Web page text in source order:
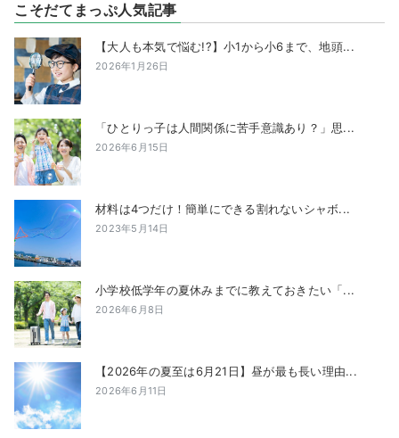
こそだてまっぷ人気記事
【大人も本気で悩む!?】小1から小6まで、地頭...
2026年1月26日
「ひとりっ子は人間関係に苦手意識あり？」思...
2026年6月15日
材料は4つだけ！簡単にできる割れないシャボ...
2023年5月14日
小学校低学年の夏休みまでに教えておきたい「...
2026年6月8日
【2026年の夏至は6月21日】昼が最も長い理由...
2026年6月11日